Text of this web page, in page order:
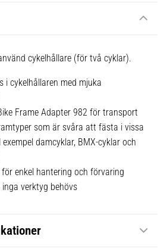
cykelhållare (för två cyklar).
i cykelhållaren med mjuka
Frame Adapter 982 för transport
som är svåra att fästa i vissa
damcyklar, BMX-cyklar och
enkel hantering och förvaring
verktyg behövs